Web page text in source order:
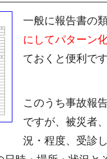
一般に報告書の類
にしてパターン
ておくと便利です
このうち事故報
ですが、被災者
況・程度、受診